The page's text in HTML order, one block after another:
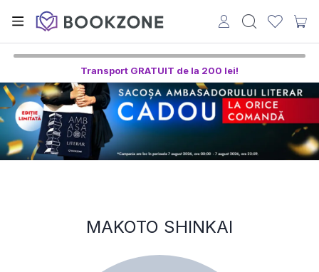
Transport GRATUIT de la 200 lei!
MAKOTO SHINKAI